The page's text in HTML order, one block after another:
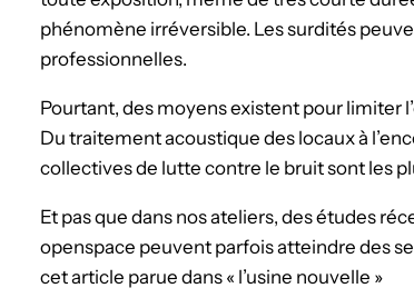
phénomène irréversible. Les surdités
professionnelles.
Pourtant, des moyens existent pour limiter
Du traitement acoustique des locaux à
collectives de lutte contre le bruit sont les
Et pas que dans nos ateliers, des études
openspace peuvent parfois atteindre des
cet article parue dans « l’usine nouvelle »